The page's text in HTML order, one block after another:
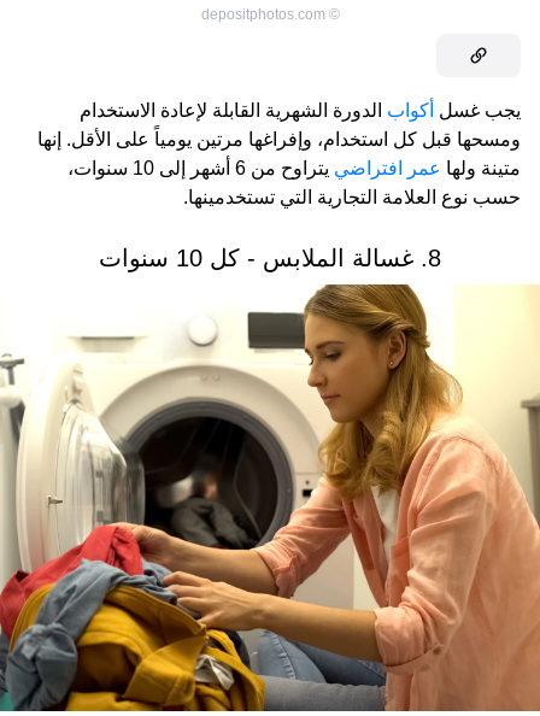
©
depositphotos.com
يجب غسل أكواب الدورة الشهرية القابلة لإعادة الاستخدام
ومسحها قبل كل استخدام، وإفراغها مرتين يومياً على الأقل. إنها
متينة ولها عمر افتراضي
يتراوح من 6 أشهر إلى 10 سنوات،
حسب نوع العلامة التجارية التي تستخدمينها.
8. غسالة الملابس - كل 10 سنوات